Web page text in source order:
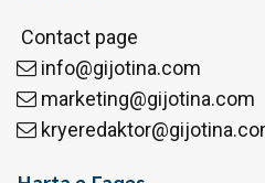
Contact page
info@gijotina.com
marketing@gijotina.com